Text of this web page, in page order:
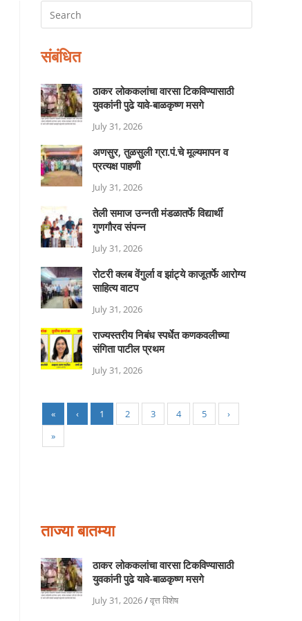
संबंधित
ठाकर लोककलांचा वारसा टिकविण्यासाठी
युवकांनी पुढे यावे-बाळकृष्ण मसगे
July 31, 2026
अणसुर, तुळसुली ग्रा.पं.चे मूल्यमापन व
प्रत्यक्ष पाहणी
July 31, 2026
तेली समाज उन्नती मंडळातर्फे विद्यार्थी
गुणगौरव संपन्न
July 31, 2026
रोटरी क्लब वेंगुर्ला व झांट्ये काजूतर्फे आरोग्य
साहित्य वाटप
July 31, 2026
राज्यस्तरीय निबंध स्पर्धेत कणकवलीच्या
संगिता पाटील प्रथम
July 31, 2026
« ‹ 1 2 3 4 5
›
»
ताज्या बातम्या
ठाकर लोककलांचा वारसा टिकविण्यासाठी
युवकांनी पुढे यावे-बाळकृष्ण मसगे
July 31, 2026/वृत्त विशेष